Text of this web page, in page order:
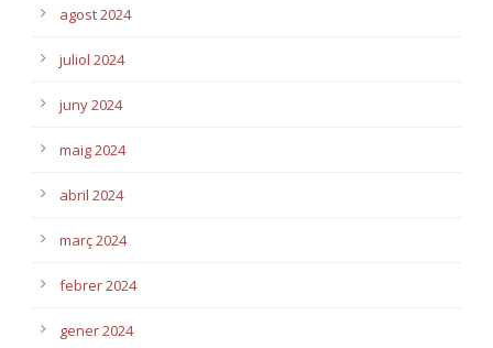
agost 2024
juliol 2024
juny 2024
maig 2024
abril 2024
març 2024
febrer 2024
gener 2024